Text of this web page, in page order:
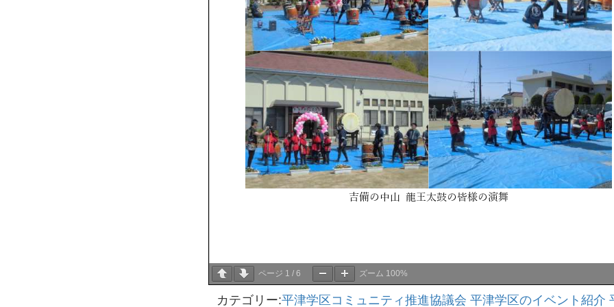
ページ 1 / 6 ズーム 100%
カテゴリー:平津学区コミュニティ推進協議会 平津学区のイベント紹介